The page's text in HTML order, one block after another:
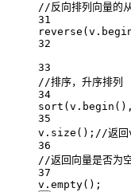
//反向排列向量的
31
reverse (v.
32
33
//排序，升序排列
34
sort (v. begin
35
v. size (); //返回
36
//返回向量是否为
37
v. empty();